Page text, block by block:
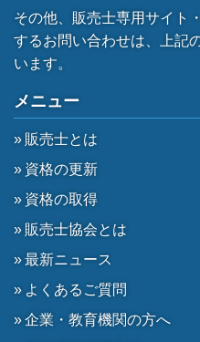
その他、販売士専用サイト
するお問い合わせは、上記
います。
メニュー
販売士とは
資格の更新
資格の取得
販売士協会とは
最新ニュース
よくあるご質問
企業・教育機関の方へ